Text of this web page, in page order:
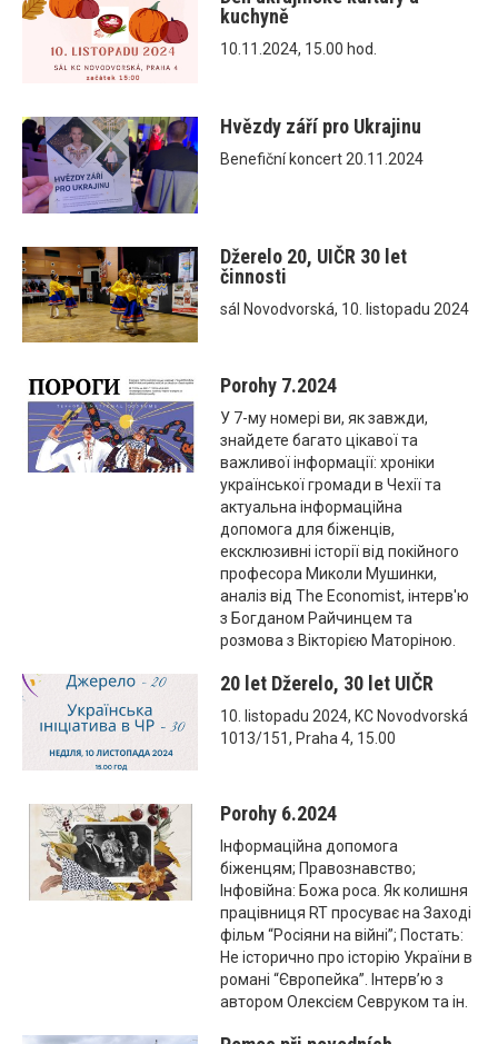
kuchyně
10.11.2024, 15.00 hod.
Hvězdy září pro Ukrajinu
Benefiční koncert 20.11.2024
Džerelo 20, UIČR 30 let
činnosti
sál Novodvorská, 10. listopadu 2024
Porohy 7.2024
У 7-му номері ви, як завжди,
знайдете багато цікавої та
важливої інформації: хроніки
української громади в Чехії та
актуальна інформаційна
допомога для біженців,
ексклюзивні історії від покійного
професора Миколи Мушинки,
аналіз від The Economist, інтерв'ю
з Богданом Райчинцем та
розмова з Вікторією Маторіною.
20 let Džerelo, 30 let UIČR
10. listopadu 2024, KC Novodvorská
1013/151, Praha 4, 15.00
Porohy 6.2024
Інформаційна допомога
біженцям; Правознавство;
Інфовійна: Божа роса. Як колишня
працівниця RT просуває на Заході
фільм “Росіяни на війні”; Постать:
Не історично про історію України в
романі “Європейка”. Інтерв’ю з
автором Олексієм Севруком та ін.